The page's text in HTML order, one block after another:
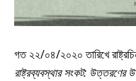
গত ২২/০৪/২০২০ তারিখে
রাষ্ট্রব্যবস্থার সংকট: উত্তরণের